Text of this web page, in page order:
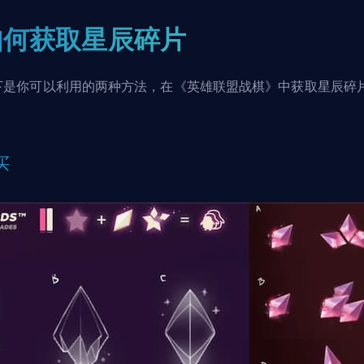
获取星辰碎片
你可以利用的两种方法，在《英雄联盟战棋》中获取星辰碎